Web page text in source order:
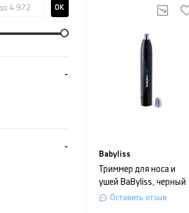
OK
Babyliss
Триммер для носа и
ушей BaByliss, черный
Оставить отзыв